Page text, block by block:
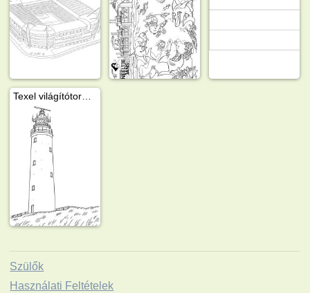
Szülők
Használati Feltételek